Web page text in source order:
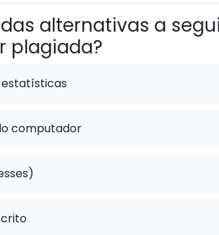
alternativas a
plagiada?
computador